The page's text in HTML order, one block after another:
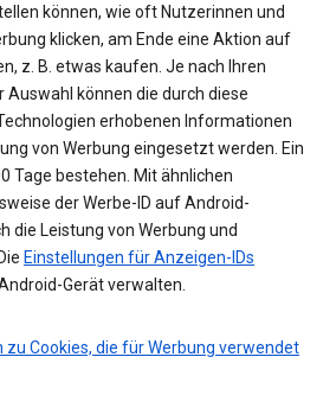
können, wie oft Nutzerinnen und
klicken, am Ende eine Aktion auf
z. B. etwas kaufen. Je nach Ihren
Auswahl können die durch diese
erhobenen Informationen
von Werbung eingesetzt werden. Ein
Tage bestehen. Mit ähnlichen
der Werbe-ID auf Android-
die Leistung von Werbung und
Einstellungen für Anzeigen-IDs
Gerät verwalten.
Cookies, die für Werbung verwendet